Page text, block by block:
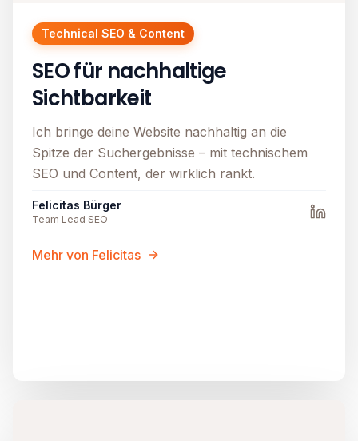
Technical SEO & Content
SEO für nachhaltige
Sichtbarkeit
Ich bringe deine Website nachhaltig an die
Spitze der Suchergebnisse – mit technischem
SEO und Content, der wirklich rankt.
Felicitas Bürger
Team Lead SEO
Mehr von Felicitas